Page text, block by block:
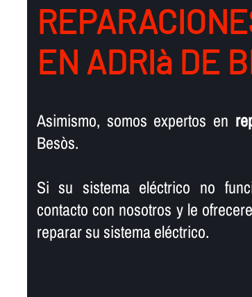
EN ADRIà DE
Asimismo, somos expertos en
Besòs.
Si su sistema eléctrico no
contacto con nosotros y le
reparar su sistema eléctrico.